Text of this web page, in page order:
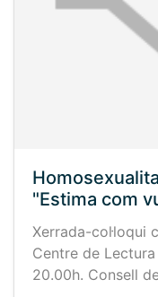
"Estima com
Xerrada-col·loqui
Centre de
20.00h. Consell